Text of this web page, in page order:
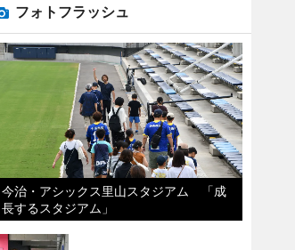
フォトフラッシュ
今治・アシックス里山スタジアム 「成
長するスタジアム」